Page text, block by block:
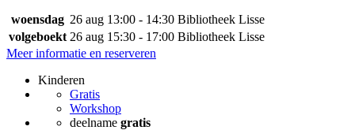
woensdag 26 aug 13:00 - 14:30 Bibliotheek Lisse
volgeboekt 26 aug 15:30 - 17:00 Bibliotheek Lisse
Meer informatie en reserveren
Kinderen
Gratis
Workshop
deelname gratis